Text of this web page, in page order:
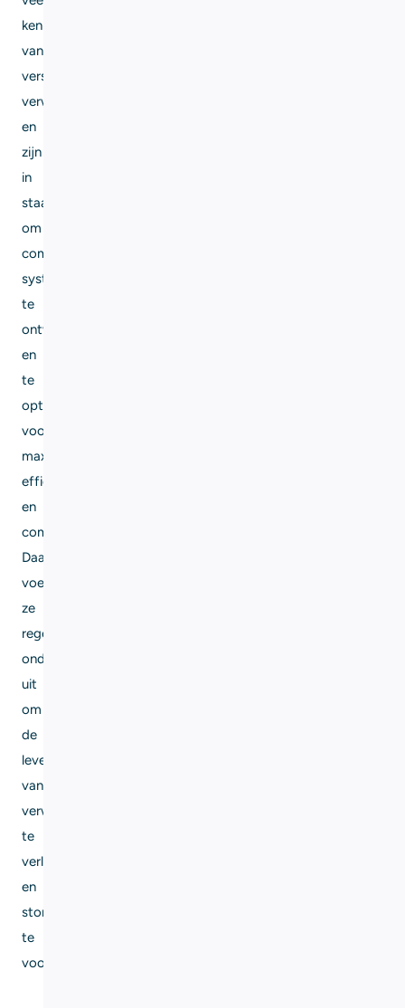
kennis
van
verschillende
verwarmingstechnologieën
en
zijn
in
staat
om
complexe
systemen
te
ontwerpen
en
te
optimaliseren
voor
maximale
efficiëntie
en
comfort.
Daarnaast
voeren
ze
regelmatig
onderhoud
uit
om
de
levensduur
van
verwarmingssystemen
te
verlengen
en
storingen
te
voorkomen.